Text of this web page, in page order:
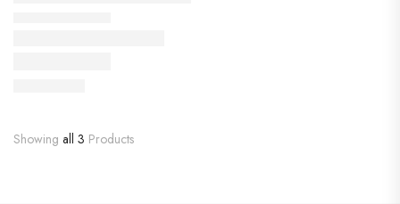
Showing all 3 Products